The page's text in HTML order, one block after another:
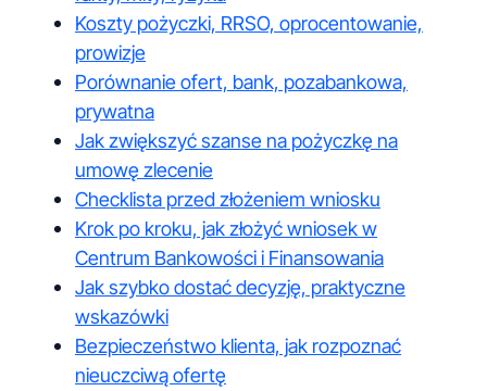
Koszty pożyczki, RRSO, oprocentowanie,
prowizje
Porównanie ofert, bank, pozabankowa,
prywatna
Jak zwiększyć szanse na pożyczkę na
umowę zlecenie
Checklista przed złożeniem wniosku
Krok po kroku, jak złożyć wniosek w
Centrum Bankowości i Finansowania
Jak szybko dostać decyzję, praktyczne
wskazówki
Bezpieczeństwo klienta, jak rozpoznać
nieuczciwą ofertę